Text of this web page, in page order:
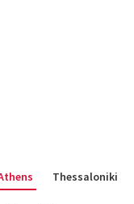
Thessaloniki